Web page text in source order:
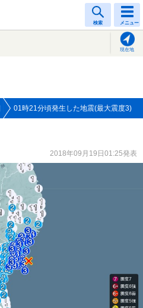
検索 メニュー
現在地
01時21分頃発生した地震(最大震度3)
2018年09月19日01:25発表